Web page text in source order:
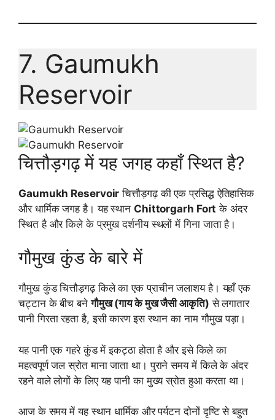
7. Gaumukh
Reservoir
चित्तौड़गढ़ में यह जगह कहाँ स्थित है?
Gaumukh Reservoir चित्तौड़गढ़ की एक प्रसिद्ध ऐतिहासिक
और धार्मिक जगह है। यह स्थान Chittorgarh Fort के अंदर
स्थित है और किले के प्रमुख दर्शनीय स्थलों में गिना जाता है।
गौमुख कुंड के बारे में
गौमुख कुंड चित्तौड़गढ़ किले का एक प्राचीन जलाशय है। यहाँ एक
चट्टान के बीच बनेगौमुख (गाय के मुख जैसी आकृति) से लगातार
पानी गिरता रहता है, इसी कारण इस स्थान का नाम गौमुख पड़ा।
यह पानी एक गहरे कुंड में इकट्ठा होता है और इसे किले का
महत्वपूर्ण जल स्रोत माना जाता था। पुराने समय में किले के अंदर
रहने वाले लोगों के लिए यह पानी का मुख्य स्रोत हुआ करता था।
आज के समय में यह स्थान धार्मिक और पर्यटन दोनों दृष्टि से बहुत